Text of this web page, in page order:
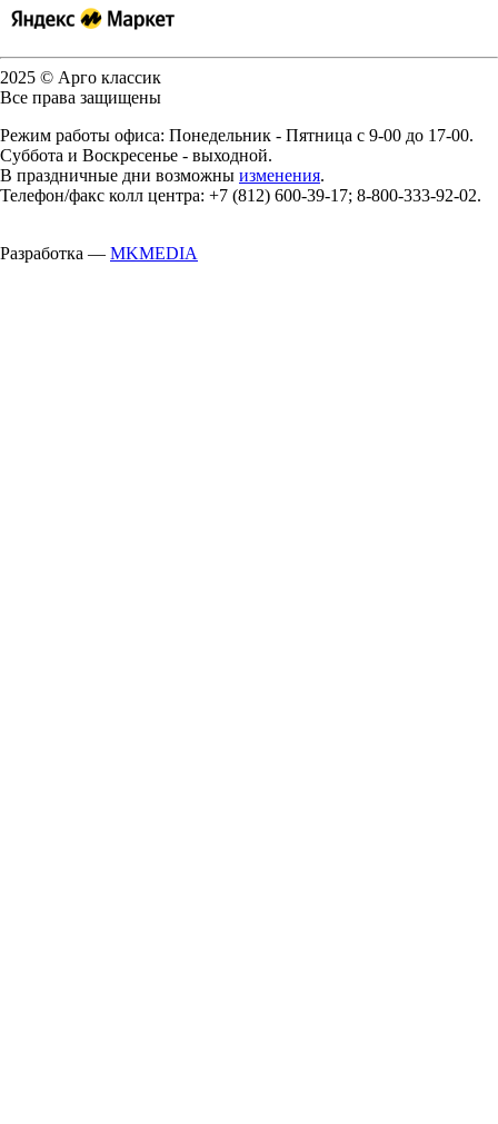
2025 © Арго классик
Все права защищены
Режим работы офиса: Понедельник - Пятница с 9-00 до 17-00.
Суббота и Воскресенье - выходной.
В праздничные дни возможны изменения.
Телефон/факс колл центра: +7 (812) 600-39-17; 8-800-333-92-02.
Разработка — MKMEDIA